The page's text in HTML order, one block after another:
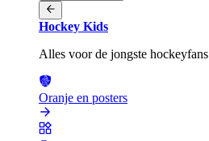
Hockey Kids
Alles voor de jongste hockeyfans
Oranje en posters